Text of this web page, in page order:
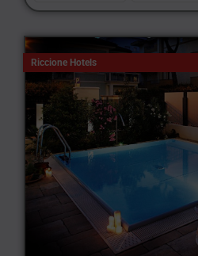
Riccione Hotels